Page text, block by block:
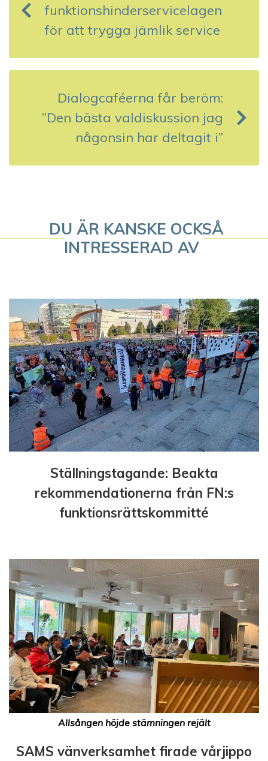
g
i
n
g
funktionshinderservicelagen
för att trygga jämlik service
Dialogcaféerna får beröm:
”Den bästa valdiskussion jag
någonsin har deltagit i”
DU ÄR KANSKE OCKSÅ
INTRESSERAD AV
Ställningstagande: Beakta
rekommendationerna från FN:s
funktionsrättskommitté
Allsången höjde stämningen rejält
SAMS vänverksamhet firade vårjippo